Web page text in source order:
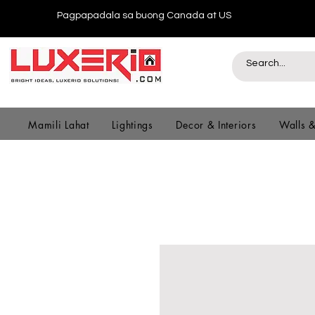
Pagpapadala sa buong Canada at US
Mamili Lahat Lightings Decor & Interiors Walls